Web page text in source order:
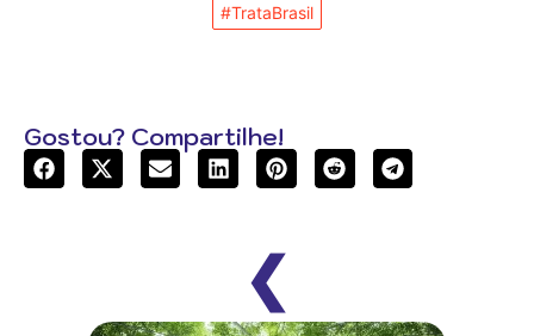
#TrataBrasil
Gostou? Compartilhe!
❮